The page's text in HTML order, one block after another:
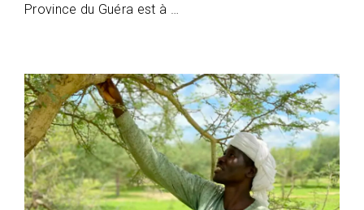
Province du Guéra est à …